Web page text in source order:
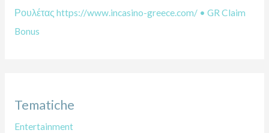
Ρουλέτας https://www.incasino-greece.com/ • GR Claim
Bonus
Tematiche
Entertainment